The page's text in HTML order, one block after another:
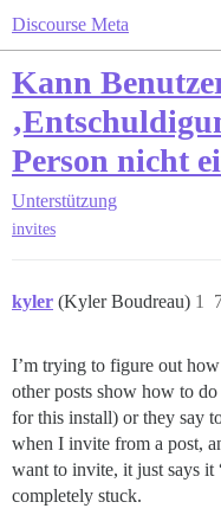
Discourse Meta
Kann
Person nicht
Unterstützung
invites
kyler (Kyler Boudreau) 1
I’m trying to figure out
other posts show how to
for this install) or they say
when I invite from a post,
want to invite, it just says it
completely stuck.